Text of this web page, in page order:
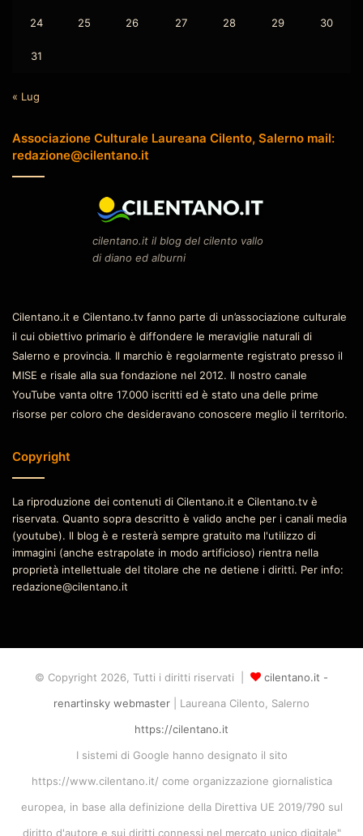
24 25 26 27 28 29 30
31
« Lug
Associazione Culturale Laureana Cilento, Salerno mail:
redazione@cilentano.it
cilentano.it il blog del cilento vallo
di diano ed alburni
Cilentano.it e Cilentano.tv fanno parte di un’associazione culturale
il cui obiettivo primario è diffondere le meraviglie naturali di
Salerno e provincia. Il marchio è regolarmente registrato presso il
MISE e risale alla sua fondazione nel 2012. Il nostro canale
YouTube vanta oltre 17.000 iscritti ed è stato una delle prime
risorse per coloro che desideravano conoscere meglio il territorio.
Copyright
La riproduzione dei contenuti di Cilentano.it e Cilentano.tv è
riservata. Quanto sopra descritto è valido anche per i canali media
(youtube). Il blog è e resterà sempre gratuito ma l'utilizzo di
immagini (anche estrapolate in modo artificioso) rientra nella
proprietà intellettuale del titolare che ne detiene i diritti. Per info:
redazione@cilentano.it
© Copyright 2026, Tutti i diritti riservati |
cilentano.it -
renartinsky webmaster | Laureana Cilento, Salerno
https://cilentano.it
I sistemi di Google hanno designato il sito
https://www.cilentano.it/ come organizzazione giornalistica
europea, in base alla definizione della Direttiva UE 2019/790 sul
diritto d'autore e sui diritti connessi nel mercato unico digitale"